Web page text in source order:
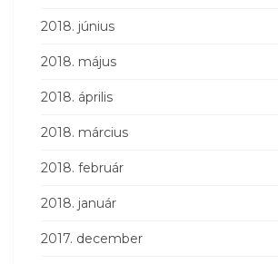
2018. június
2018. május
2018. április
2018. március
2018. február
2018. január
2017. december